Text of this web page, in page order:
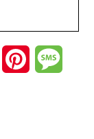
Copy
Link
Pinterest